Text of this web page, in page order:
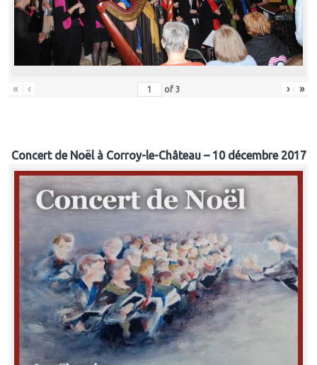
« ‹ of 3 › »
Concert de Noël à Corroy-le-Château – 10 décembre 2017